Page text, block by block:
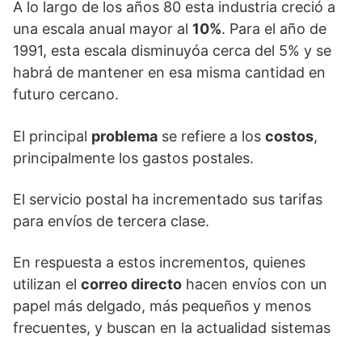
A lo largo de los años 80 esta industria creció a
una escala anual mayor al 10%. Para el año de
1991, esta escala disminuyóa cerca del 5% y se
habrá de mantener en esa misma cantidad en
futuro cercano.
El principal problema se refiere a los costos,
principalmente los gastos postales.
El servicio postal ha incrementado sus tarifas
para envíos de tercera clase.
En respuesta a estos incrementos, quienes
utilizan el correo directo hacen envíos con un
papel más delgado, más pequeños y menos
frecuentes, y buscan en la actualidad sistemas